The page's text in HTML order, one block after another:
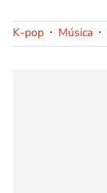
K-pop Música